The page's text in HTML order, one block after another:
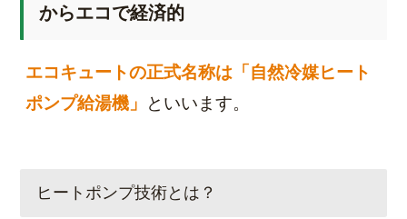
からエコで経済的
エコキュートの正式名称は「自然冷媒ヒート
ポンプ給湯機」
といいます。
ヒートポンプ技術とは？